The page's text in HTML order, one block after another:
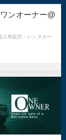
ンオーナー@
車販売・レンタカー